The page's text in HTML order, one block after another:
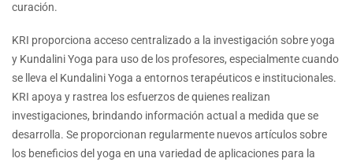
curación.
KRI proporciona acceso centralizado a la investigación sobre yoga
y Kundalini Yoga para uso de los profesores, especialmente cuando
se lleva el Kundalini Yoga a entornos terapéuticos e institucionales.
KRI apoya y rastrea los esfuerzos de quienes realizan
investigaciones, brindando información actual a medida que se
desarrolla. Se proporcionan regularmente nuevos artículos sobre
los beneficios del yoga en una variedad de aplicaciones para la